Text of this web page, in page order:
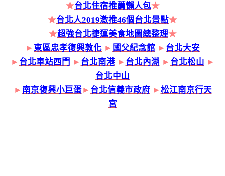
★台北住宿推薦懶人包★
★台北人2019激推46個台北景點★
★超強台北捷運美食地圖總整理★
► 東區忠孝復興敦化 ► 國父紀念館 ► 台北大安
► 台北車站西門 ► 台北南港 ► 台北內湖 ► 台北松山 ►
台北中山
► 南京復興小巨蛋► 台北信義市政府► 松江南京行天
宮